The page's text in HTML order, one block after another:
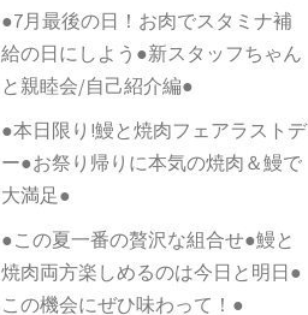
●7月最後の日！お肉でスタミナ補
給の日にしよう●新スタッフちゃん
と親睦会/自己紹介編●
●本日限り!鰻と焼肉フェアラストデ
ー●お祭り帰りに本気の焼肉＆鰻で
大満足●
●この夏一番の贅沢な組合せ●鰻と
焼肉両方楽しめるのは今日と明日●
この機会にぜひ味わって！●